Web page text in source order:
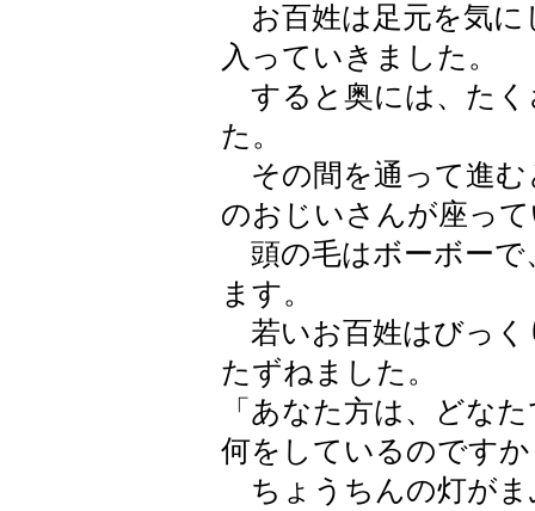
お百姓は足元を気に
入っていきました。
すると奥には、たく
た。
その間を通って進む
のおじいさんが座っ
頭の毛はボーボーで
ます。
若いお百姓はびっく
たずねました。
「あなた方は、どな
何をしているのです
ちょうちんの灯がま